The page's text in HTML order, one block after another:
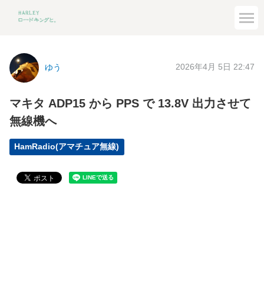
ゆう 2026年4月 5日 22:47
マキタ ADP15 から PPS で 13.8V 出力させて
無線機へ
HamRadio(アマチュア無線)